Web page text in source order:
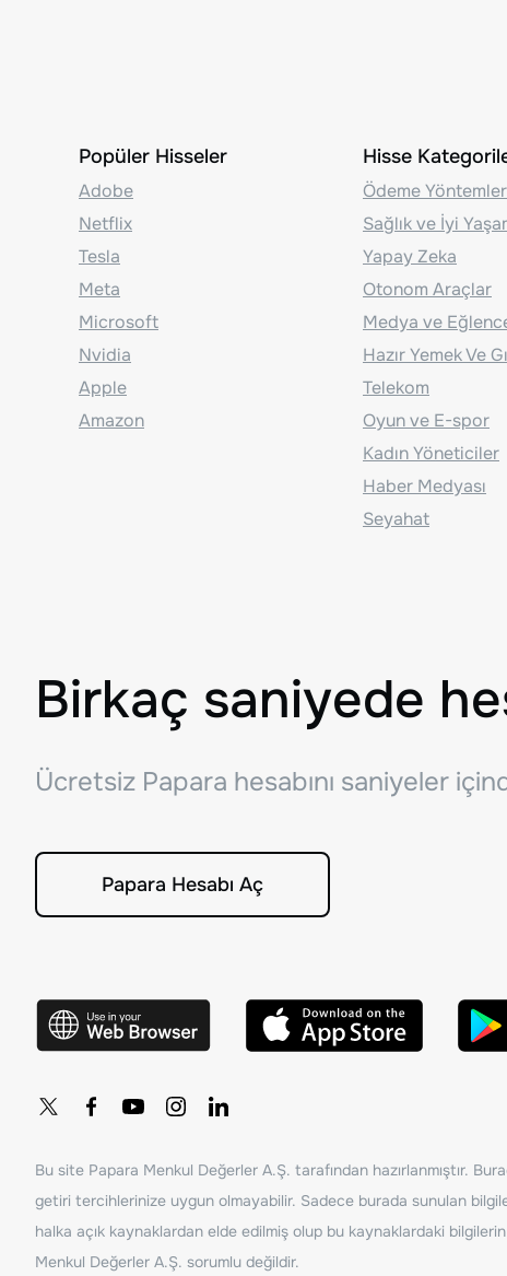
Popüler Hisseler
Adobe
Netflix
Tesla
Meta
Microsoft
Nvidia
Apple
Amazon
Hisse
Ödeme
Sağlık ve İyi
Yapay Zeka
Otonom Araçlar
Medya ve
Hazır Yemek Ve
Telekom
Oyun ve E-spor
Kadın Yöneticiler
Haber Medyası
Seyahat
Birkaç saniyede
Ücretsiz Papara hesabını saniyeler
Papara Hesabı Aç
Bu site Papara Menkul Değerler A.Ş. tarafından hazırlanmıştır.
getiri tercihlerinize uygun olmayabilir. Sadece burada sunulan
halka açık kaynaklardan elde edilmiş olup bu kaynaklardaki
Menkul Değerler A.Ş. sorumlu değildir.